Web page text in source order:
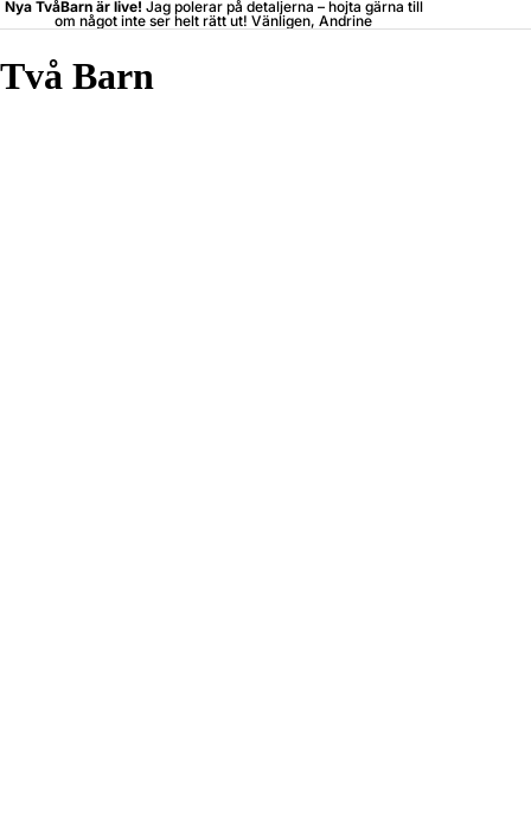
Nya TvåBarn är live! Jag polerar på detaljerna – hojta gärna till
om något inte ser helt rätt ut! Vänligen, Andrine
Två Barn